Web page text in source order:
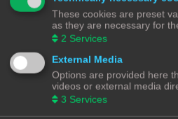
website www.phpbb.nl
. De phpBB-
discussies mogelijk. phpBB Limited is niet
toegestaan of juist geweigerd als
informatie over phpBB kun je vinden op
Nederlandstalige website
Je verklaart geen berichten te plaatsen die
lasterlijk, haatdragend, dreigend, seksueel
materiaal bevat die de wetten van je eigen
These cookies are preset
as they are necessary for
2 Services
External Media
Options are provided here
videos or external media
3 Services